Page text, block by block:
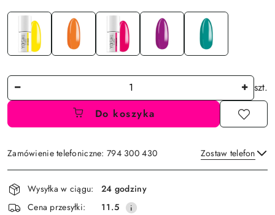
Ilość
szt.
Do koszyka
Zamówienie telefoniczne: 794 300 430 Zostaw telefon
Wyślij
Dostępność
i
Wysyłka w ciągu:
24 godziny
Cena przesyłki:
11.5